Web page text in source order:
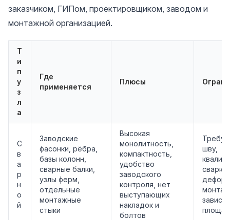
заказчиком, ГИПом, проектировщиком, заводом и
монтажной организацией.
Т
и
п
у
з
л
а
Где
применяется
Плюсы
С
в
а
р
н
о
й
Заводские
фасонки, рёбра,
базы колонн,
сварные балки,
узлы ферм,
отдельные
монтажные
стыки
Высокая
монолитность,
компактность,
удобство
заводского
контроля, нет
выступающих
накладок и
болтов
шву,